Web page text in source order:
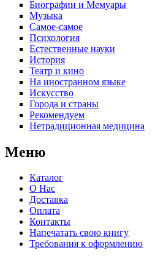
Биографии и Мемуары
Музыка
Самое-самое
Психология
Естественные науки
История
Театр и кино
На иностранном языке
Искусство
Города и страны
Рекомендуем
Нетрадиционная медицина
Меню
Каталог
О Нас
Доставка
Оплата
Контакты
Напечатать свою книгу
Требования к оформлению